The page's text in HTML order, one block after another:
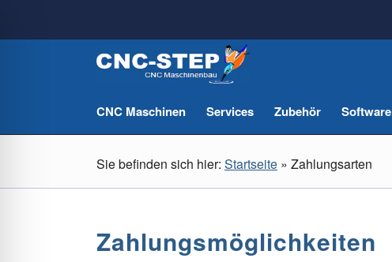
CNC Maschinen Services Zubehör Software
Sie befinden sich hier: Startseite » Zahlungsarten
Zahlungsmöglichkeiten